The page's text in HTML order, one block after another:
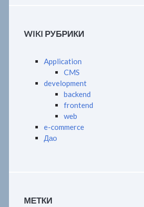
WIKI РУБРИКИ
Application
CMS
development
backend
frontend
web
e-commerce
Дао
МЕТКИ